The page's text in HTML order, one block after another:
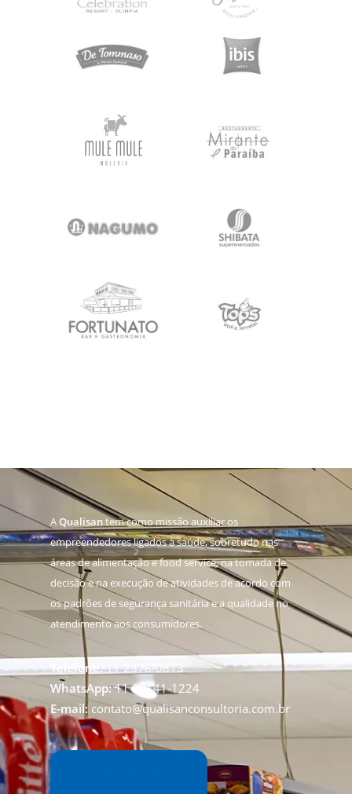
AQualisantem como missão auxiliar os
empreendedores ligados à saúde, sobretudo nas
áreas de alimentação e food service, na tomada de
decisão e na execução de atividades de acordo com
os padrões de segurança sanitária e a qualidade no
atendimento aos consumidores.
Telefone:11 2378-0813
WhatsApp:11 99141-1224
E-mail: contato@qualisanconsultoria.com.br